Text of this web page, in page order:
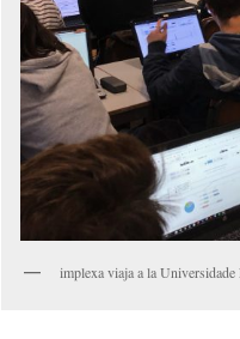
implexa viaja a la